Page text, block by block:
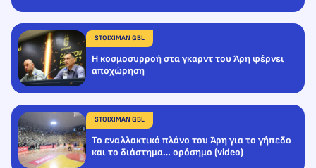
STOIXIMAN GBL
Η κοσμοσυρροή στα γκαρντ του Άρη φέρνει
αποχώρηση
STOIXIMAN GBL
Το εναλλακτικό πλάνο του Άρη για το γήπεδο
και το διάστημα… ορόσημο (video)